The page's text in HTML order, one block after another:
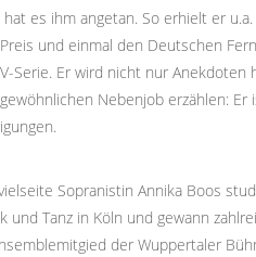
es ihm angetan. So erhielt er
und einmal den Deutschen
Serie. Er wird nicht nur Anekdoten
Nebenjob erzählen:
Sopranistin Annika Boos
und Tanz in Köln und gewann
der Wuppertaler